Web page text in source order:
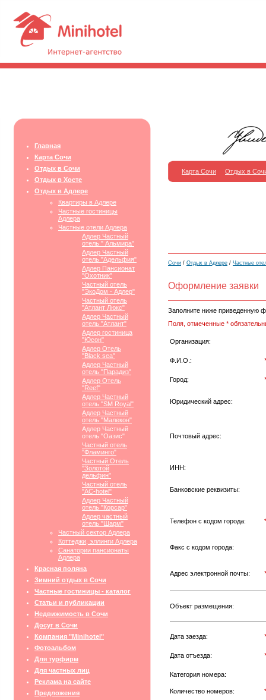
Главная
Карта Сочи
Отдых в Сочи
Отдых в Хосте
Отдых в Адлере
Квартиры в Адлере
Частные гостиницы
Адлера
Частные отели Адлера
Адлер Частный
отель " Альмира"
Адлер Частный
отель "Адельфия"
Адлер Пансионат
"Охотник"
Частный отель
"ЭкоДом - Адлер"
Частный отель
"Атлант Люкс"
Адлер Частный
отель "Атлант"
Адлер гостиница
"Юсон"
Адлер Отель
"Black sea"
Адлер Частный
отель "Парадиз"
Адлер Отель
"Reef"
Адлер Частный
отель "SM Royal"
Адлер Частный
отель "Малекон"
Адлер Частный
отель "Оазис"
Частный отель
"Фламинго"
Частный Отель
"Золотой
дельфин"
Частный отель
"АС-hotel"
Адлер Частный
отель "Корсар"
Адлер частный
отель "Шарм"
Частный сектор Адлера
Коттеджи, эллинги Адлера
Санатории пансионаты
Адлера
Красная поляна
Зимний отдых в Сочи
Частные гостиницы - каталог
Статьи и публикации
Недвижимость в Сочи
Досуг в Сочи
Компания "Minihotel"
Фотоальбом
Для турфирм
Для частных лиц
Реклама на сайте
Предложения
Карта Сочи Отдых в
Сочи / Отдых в Адлере / Частные
Оформление заявки
Заполните ниже приведенную
Поля, отмеченные *
Организация:
Ф.И.О.: *
Город: *
Юридический адрес:
Почтовый адрес:
ИНН:
Банковские реквизиты:
Телефон с кодом города: *
Факс с кодом города:
Адрес электронной почты: *
Объект размещения:
Дата заезда: *
Дата отъезда: *
Категория номера:
Количество номеров: *